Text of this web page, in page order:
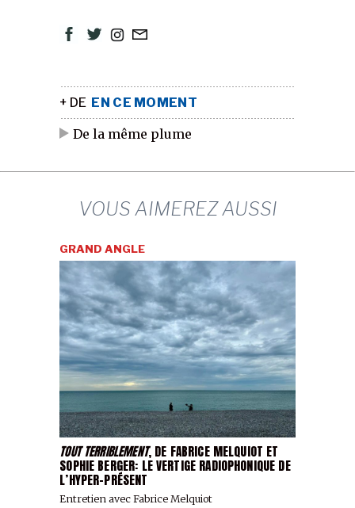
+ DE EN CE MOMENT
De la même plume
VOUS AIMEREZ AUSSI
TOUT TERRIBLEMENT, DE FABRICE MELQUIOT ET
SOPHIE BERGER: LE VERTIGE RADIOPHONIQUE DE
L’HYPER-PRÉSENT
Entretien avec Fabrice Melquiot
GRAND ANGLE